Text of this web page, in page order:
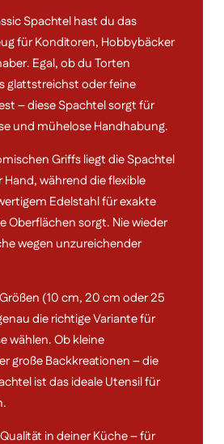
Spachtel hast du das
für Konditoren, Hobbybäcker
Egal, ob du Torten
glattstreichst oder feine
– diese Spachtel sorgt für
und mühelose Handhabung.
Griffs liegt die Spachtel
während die flexible
Edelstahl für exakte
Oberflächen sorgt. Nie wieder
wegen unzureichender
(10 cm, 20 cm oder 25
die richtige Variante für
wählen. Ob kleine
große Backkreationen – die
ist das ideale Utensil für
in deiner Küche – für